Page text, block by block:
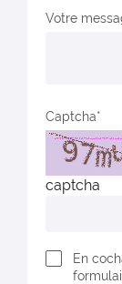
Votre
Captcha
captcha
En